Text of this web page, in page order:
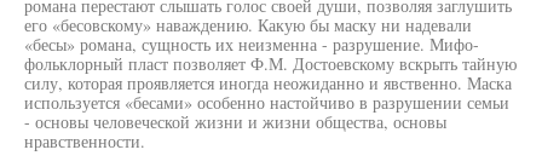
романа перестают слышать голос своей души, позволяя заглушить
его «бесовскому» наваждению. Какую бы маску ни надевали
«бесы» романа, сущность их неизменна - разрушение. Мифо-
фольклорный пласт позволяет Ф.М. Достоевскому вскрыть тайную
силу, которая проявляется иногда неожиданно и явственно. Маска
используется «бесами» особенно настойчиво в разрушении семьи
- основы человеческой жизни и жизни общества, основы
нравственности.